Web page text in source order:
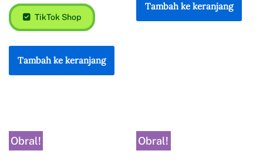
TikTok Shop
Tambah ke keranjang
Tambah ke keranjang
Obral! Obral!